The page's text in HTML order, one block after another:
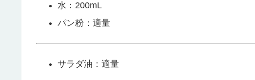
水：200mL
パン粉：適量
サラダ油：適量